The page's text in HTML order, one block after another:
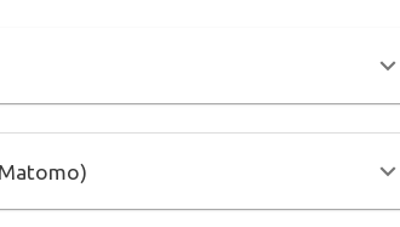
d'occupation des sols,